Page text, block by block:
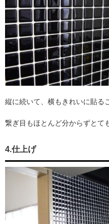
縦に続いて、横もきれいに貼る
繋ぎ目もほとんど分からずとて
4.仕上げ